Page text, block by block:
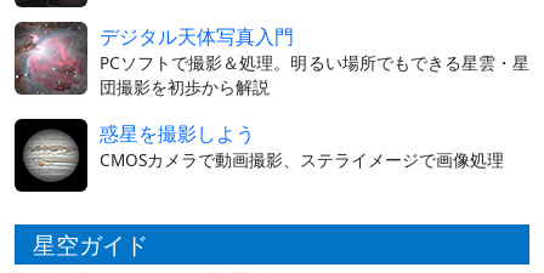
デジタル天体写真入門
PCソフトで撮影＆処理。明るい場所でもできる星雲・星
団撮影を初歩から解説
惑星を撮影しよう
CMOSカメラで動画撮影、ステライメージで画像処理
星空ガイド